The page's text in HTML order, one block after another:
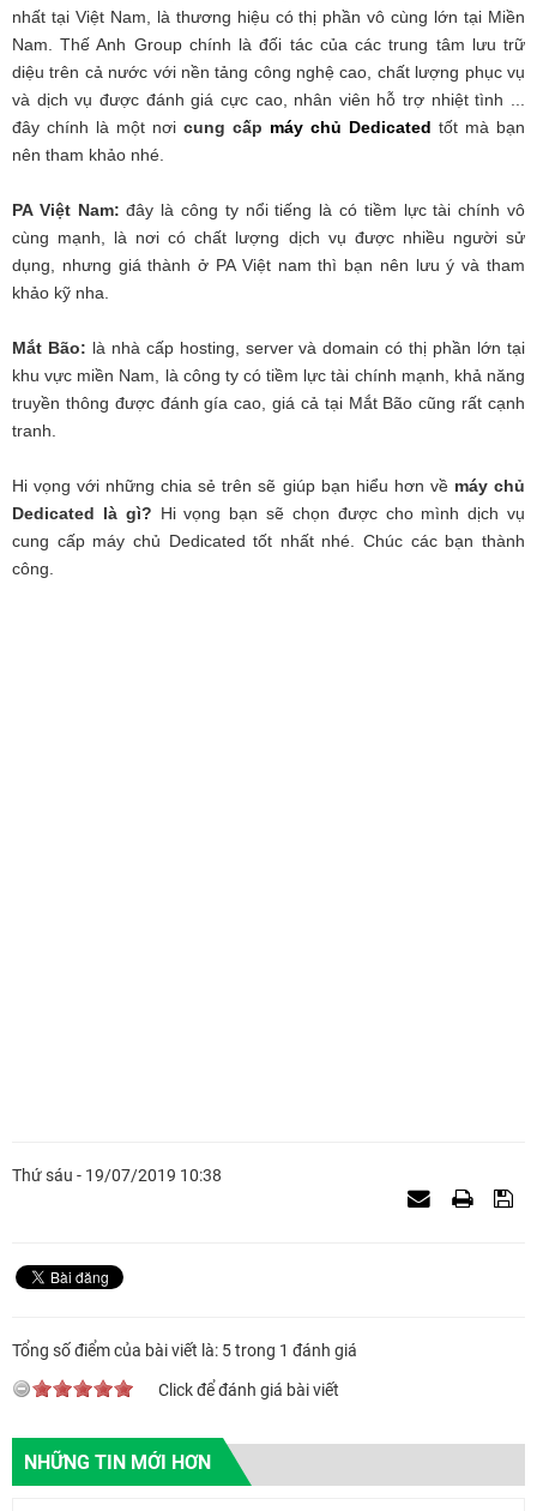
nhất tại Việt Nam, là thương hiệu có thị phần vô cùng lớn tại Miền
Nam. Thế Anh Group chính là đối tác của các trung tâm lưu trữ
diệu trên cả nước với nền tảng công nghệ cao, chất lượng phục vụ
và dịch vụ được đánh giá cực cao, nhân viên hỗ trợ nhiệt tình ...
đây chính là một nơi cung cấp máy chủ Dedicated tốt mà bạn
nên tham khảo nhé.
PA Việt Nam: đây là công ty nổi tiếng là có tiềm lực tài chính vô
cùng mạnh, là nơi có chất lượng dịch vụ được nhiều người sử
dụng, nhưng giá thành ở PA Việt nam thì bạn nên lưu ý và tham
khảo kỹ nha.
Mắt Bão: là nhà cấp hosting, server và domain có thị phần lớn tại
khu vực miền Nam, là công ty có tiềm lực tài chính mạnh, khả năng
truyền thông được đánh gía cao, giá cả tại Mắt Bão cũng rất cạnh
tranh.
Hi vọng với những chia sẻ trên sẽ giúp bạn hiểu hơn về máy chủ
Dedicated là gì? Hi vọng bạn sẽ chọn được cho mình dịch vụ
cung cấp máy chủ Dedicated tốt nhất nhé. Chúc các bạn thành
công.
Thứ sáu - 19/07/2019 10:38
Tổng số điểm của bài viết là: 5 trong 1 đánh giá
Click để đánh giá bài viết
NHỮNG TIN MỚI HƠN